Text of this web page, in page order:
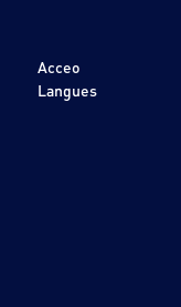
Acceo
Langues